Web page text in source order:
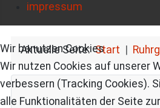
impressum
Aktuelle Seite:Start
Wir benutzen Cookies
Wir nutzen Cookies auf unserer
verbessern (Tracking Cookies).
alle Funktionalitäten der Seite